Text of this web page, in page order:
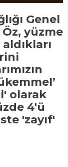
Genel
yüzme
olarak
4'ü
'zayıf'